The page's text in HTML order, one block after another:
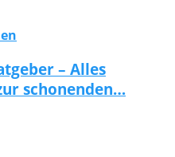
– Alles
schonenden…